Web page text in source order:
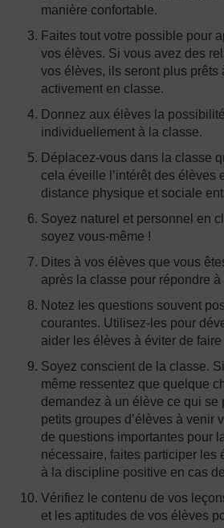
manière confortable.
Faites tout votre possible pour
vos élèves. Si vous avez des
vos élèves, ils seront plus prêts
activement en classe.
Donnez aux élèves la
individuellement à la classe.
Déplacez-vous dans la classe
cela éveille l’intérêt des élèves
distance physique et sociale
Soyez naturel et personnel en
soyez vous-même !
Dites à vos élèves que vous
après la classe pour répondre
Notez les questions souvent
courantes. Utilisez-les pour
aider les élèves à éviter de
Soyez conscient de la classe.
même ressentez que quelque
demandez à un élève ce qui se
petits groupes d’élèves à venir
de questions importantes pour
nécessaire, faites participer les
à la discipline positive en cas
Vérifiez le contenu de vos
et les aptitudes de vos élèves